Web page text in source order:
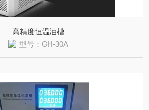
高精度恒温油槽
型号：GH-30A